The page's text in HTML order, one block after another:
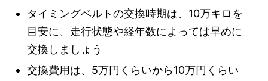
タイミングベルトの交換時期は、10万キロを
目安に、走行状態や経年数によっては早めに
交換しましょう
交換費用は、5万円くらいから10万円くらい